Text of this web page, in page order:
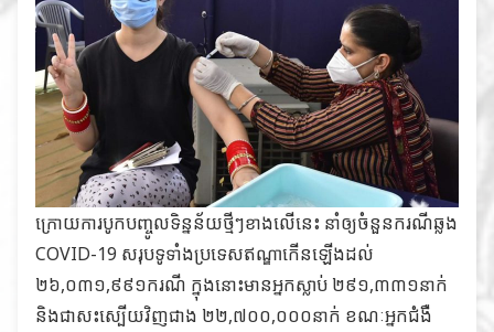
ក្រោយការបូកបញ្ចូលទិន្នន័យថ្មីៗខាងលើនេះ នាំឲ្យចំនួនករណីឆ្លង
COVID-19 សរុបទូទាំងប្រទេសឥណ្ឌាកើនឡើងដល់
២៦,០៣១,៩៩១ករណី ក្នុងនោះមានអ្នកស្លាប់ ២៩១,៣៣១នាក់
និងជាសះស្បើយវិញជាង ២២,៧០០,០០០នាក់ ខណៈអ្នកជំងឺ